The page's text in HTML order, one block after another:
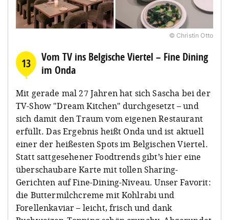
© Christin Otto
13
Vom TV ins Belgische Viertel – Fine Dining
im Onda
Mit gerade mal 27 Jahren hat sich Sascha bei der
TV-Show "Dream Kitchen" durchgesetzt – und
sich damit den Traum vom eigenen Restaurant
erfüllt. Das Ergebnis heißt Onda und ist aktuell
einer der heißesten Spots im Belgischen Viertel.
Statt sattgesehener Foodtrends gibt’s hier eine
überschaubare Karte mit tollen Sharing-
Gerichten auf Fine-Dining-Niveau. Unser Favorit:
die Buttermilchcreme mit Kohlrabi und
Forellenkaviar – leicht, frisch und dank